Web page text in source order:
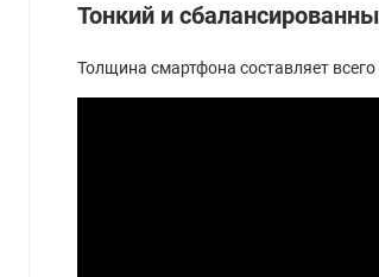
Тонкий и
Толщина смартфона составляет